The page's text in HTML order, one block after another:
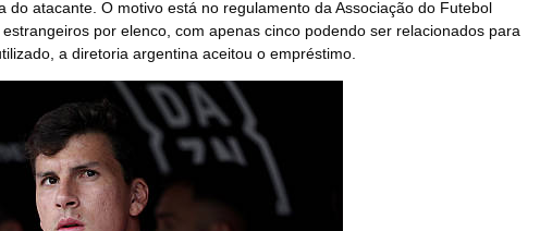
atacante. O motivo está no regulamento da Associação do Futebol
por elenco, com apenas cinco podendo ser relacionados para
a diretoria argentina aceitou o empréstimo.